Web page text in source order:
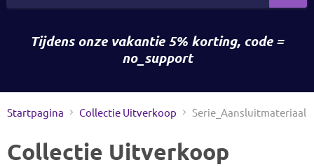
Tijdens onze vakantie 5% korting, code =
no_support
Startpagina Collectie Uitverkoop Serie_Aansluitmateriaal
Collectie Uitverkoop